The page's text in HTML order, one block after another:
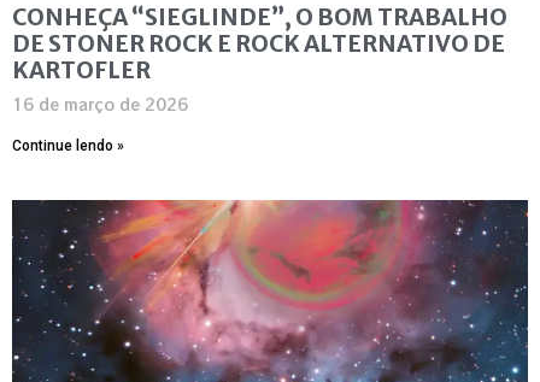
CONHEÇA “SIEGLINDE”, O BOM TRABALHO
DE STONER ROCK E ROCK ALTERNATIVO DE
KARTOFLER
16 de março de 2026
Continue lendo »